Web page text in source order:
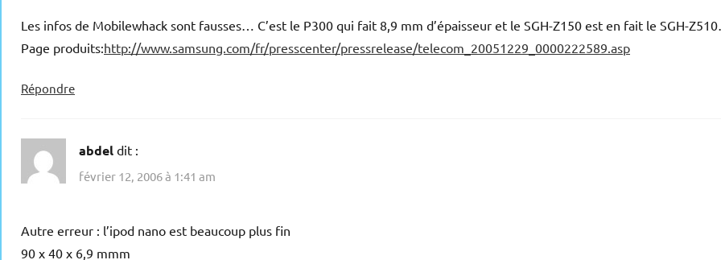
Les infos de Mobilewhack sont fausses… C’est le P300 qui fait 8,9 mm d’épaisseur et le SGH-Z150 est en fait le SGH-
Page produits:http://www.samsung.com/fr/presscenter/pressrelease/telecom_20051229_0000222589.asp
Répondre
abdel dit :
février 12, 2006 à 1:41 am
Autre erreur : l’ipod nano est beaucoup plus fin
90 x 40 x 6,9 mmm